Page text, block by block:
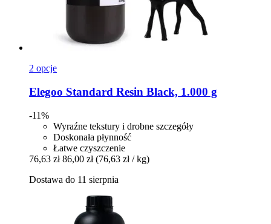
2 opcje
Elegoo Standard Resin Black, 1.000 g
-11%
Wyraźne tekstury i drobne szczegóły
Doskonała płynność
Łatwe czyszczenie
76,63 zł 86,00 zł (76,63 zł / kg)
Dostawa do 11 sierpnia